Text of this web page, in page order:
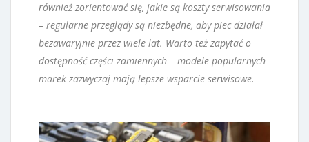
również zorientować się, jakie są koszty serwisowania
– regularne przeglądy są niezbędne, aby piec działał
bezawaryjnie przez wiele lat. Warto też zapytać o
dostępność części zamiennych – modele popularnych
marek zazwyczaj mają lepsze wsparcie serwisowe.